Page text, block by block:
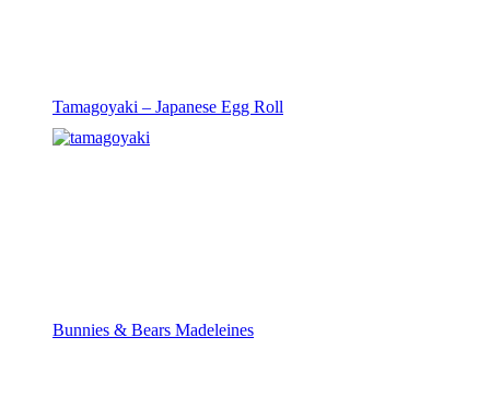
Tamagoyaki – Japanese Egg Roll
Bunnies & Bears Madeleines